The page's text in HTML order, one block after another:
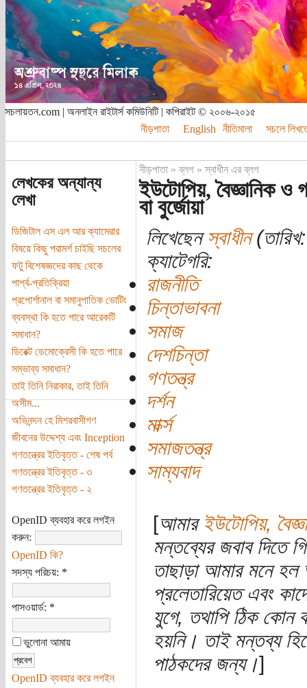
সচলায়তন.com | অনলাইন রাইটার্স কমিউনিটি | কপিরাইট © ২০০৬-২০১৫
নীড়পাতা
English নীতিমালা সচলে
লেখকের অন্যান্য
লেখা
ডিজিটাল এস এল আর ক্যামেরার
বিষয়ে কিছু পরামর্শ চাইছি সচলের
ফটু বিশেষজ্ঞদের কাছ থেকে
পার্শ্ব-প্রতিক্রিয়া
প্রপোর্শানাল বা সমানুপাতিক ভোটিং
ব্যবস্থা কি হতে পারে আরেকটি
সমাধান?
ডিরেক্ট ডেমোক্রেসী কি হতে পারে
সম্ভাব্য সমাধান?
তাই তিনি নিরাকার, তাই তিনি
অসীম...
অভিনন্দন হে মিশরবাসীগণ
জীবনের উদ্দেশ্য এবং Inception
গণতন্ত্রের ইতিবৃত্ত - শেষ পর্ব
গণতন্ত্রের ইতিবৃত্ত - ৩
গণতন্ত্রের ইতিবৃত্ত - ২
OpenID ব্যবহার করে লগইন
করুন:
OpenID কি?
সদস্য পরিচয়: *
পাসওয়ার্ড: *
ভুলোনা আমায়
OpenID ব্যবহার করে লগইন
নীড়পাতা »ব্লগ »স্বাধীন এর ব্লগ
ইউটোপিয়, বৈজ্ঞানিক ও
বা বুর্জোয়া
লিখেছেনস্বাধীন
ক্যাটেগরি:
রাজনীতি
চিন্তাভাবনা
সমাজ
দেশচিন্তা
গণতন্ত্র
দর্শন
মার্ক্স
সমাজতন্ত্র
সাম্যবাদ
[আমার ইউটোপিয়,
মন্তব্যের জবাব দিতে
তাছাড়া আমার মনে
প্রলেতারিয়েত এবং
যুগে, তথাপি ঠিক কোন
হয়নি। তাই মন্তব্য
পাঠকদের জন্য।]